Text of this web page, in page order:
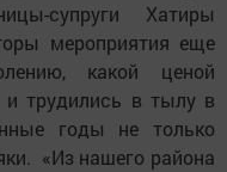
супруги Хатиры
мероприятия еще
какой ценой
и трудились в тылу в
годы не только
«Из нашего района